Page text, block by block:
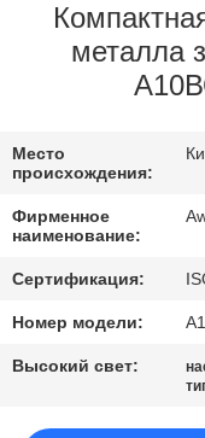
ПРОВЕРКА
КАЧЕСТВА
МЫ
НОВОСТИ
СПРОСИТЕ
металла
Место
происхождения:
Фирменное
наименование:
Сертификация:
Номер модели:
Высокий свет: